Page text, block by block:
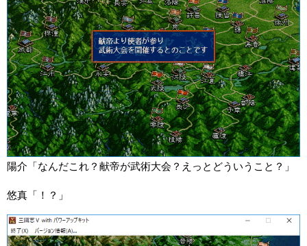
陽介「なんだこれ？献帝が武術大会？えっとどういうこと？」
悠真「！？」